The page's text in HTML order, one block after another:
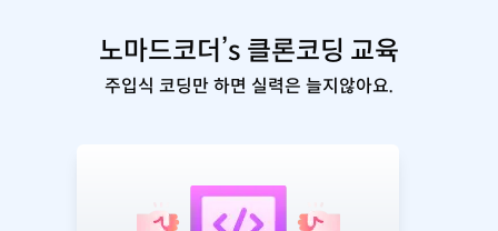
노마드코더’s 클론코딩 교육
주입식 코딩만 하면 실력은 늘지않아요.